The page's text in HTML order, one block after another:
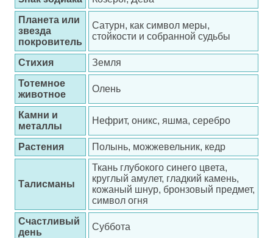
Планета или
звезда
покровитель
Сатурн, как символ меры,
стойкости и собранной судьбы
Стихия
Земля
Тотемное
животное
Олень
Камни и
металлы
Нефрит, оникс, яшма, серебро
Растения Полынь, можжевельник, кедр
Талисманы
Ткань глубокого синего цвета,
круглый амулет, гладкий камень,
кожаный шнур, бронзовый предмет,
символ огня
Счастливый
день
Суббота